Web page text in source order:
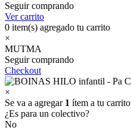
Seguir comprando
Ver carrito
0 item(s) agregado tu carrito
×
MUTMA
Seguir comprando
Checkout
×
Se va a agregar 1 ítem a tu carrito
¿Es para un colectivo?
No